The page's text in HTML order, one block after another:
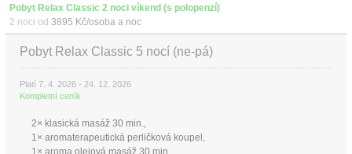
Pobyt Relax Classic 2 noci víkend (s polopenzí)
2 noci od 3895 Kč/osoba a noc
Pobyt Relax Classic 5 nocí (ne-pá)
Platí 7. 4. 2026 - 24. 12. 2026
Kompletní ceník
2× klasická masáž 30 min.,
1× aromaterapeutická perličková koupel,